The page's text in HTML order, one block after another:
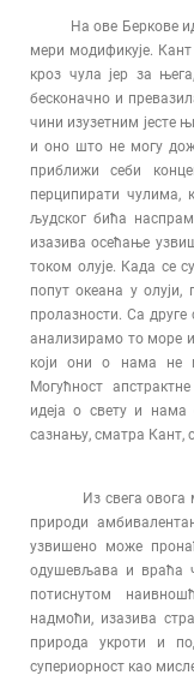
На ове Беркове
мери модификује.
кроз чула јер за
бесконачно и
чини изузетним јесте
и оно што не могу
приближи себи
перципирати чулима,
људског бића
изазива осећање
током олује. Када се
попут океана у олуји,
пролазности. Са
анализирамо то море
који они о нама не
Могућност
идеја о свету и
сазнању, сматра Кант,
Из свега овога
природи
узвишено може
одушевљава и враћа
потиснутом
надмоћи, изазива
природа укроти и
супериорност као